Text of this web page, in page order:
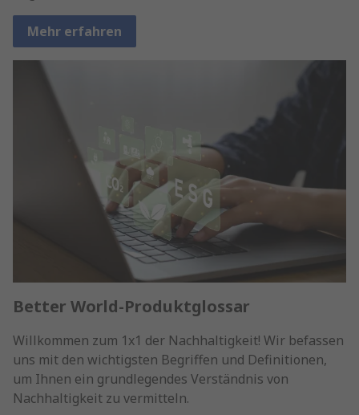
Mehr erfahren
Better World-Produktglossar
Willkommen zum 1x1 der Nachhaltigkeit! Wir befassen
uns mit den wichtigsten Begriffen und Definitionen,
um Ihnen ein grundlegendes Verständnis von
Nachhaltigkeit zu vermitteln.